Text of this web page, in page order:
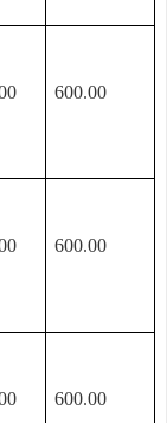
600.00
600.00
600.00